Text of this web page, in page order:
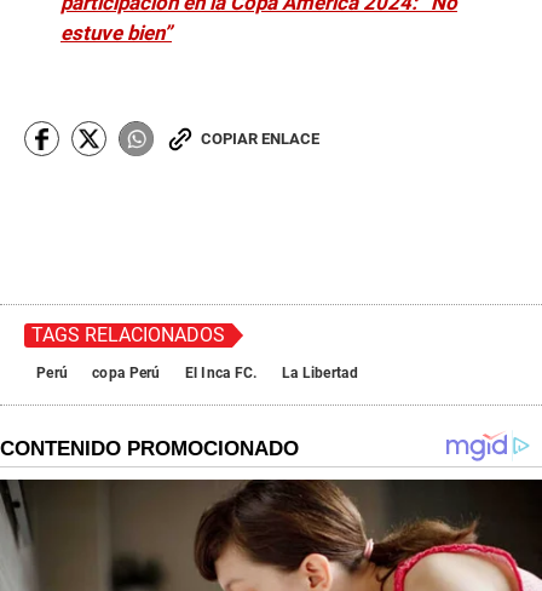
estuve bien”
COPIAR ENLACE
TAGS RELACIONADOS
Perú copa Perú El Inca FC. La Libertad